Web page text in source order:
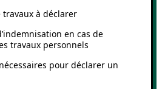
travaux à déclarer
en cas de
travaux personnels
pour déclarer un